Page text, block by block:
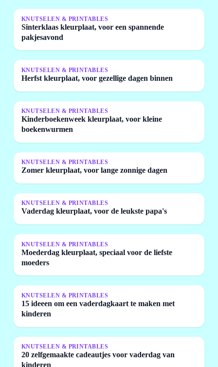
KNUTSELEN & PRINTABLES
Sinterklaas kleurplaat, voor een spannende
pakjesavond
KNUTSELEN & PRINTABLES
Herfst kleurplaat, voor gezellige dagen binnen
KNUTSELEN & PRINTABLES
Kinderboekenweek kleurplaat, voor kleine
boekenwurmen
KNUTSELEN & PRINTABLES
Zomer kleurplaat, voor lange zonnige dagen
KNUTSELEN & PRINTABLES
Vaderdag kleurplaat, voor de leukste papa's
KNUTSELEN & PRINTABLES
Moederdag kleurplaat, speciaal voor de liefste
moeders
KNUTSELEN & PRINTABLES
15 ideeen om een vaderdagkaart te maken met
kinderen
KNUTSELEN & PRINTABLES
20 zelfgemaakte cadeautjes voor vaderdag van
kinderen